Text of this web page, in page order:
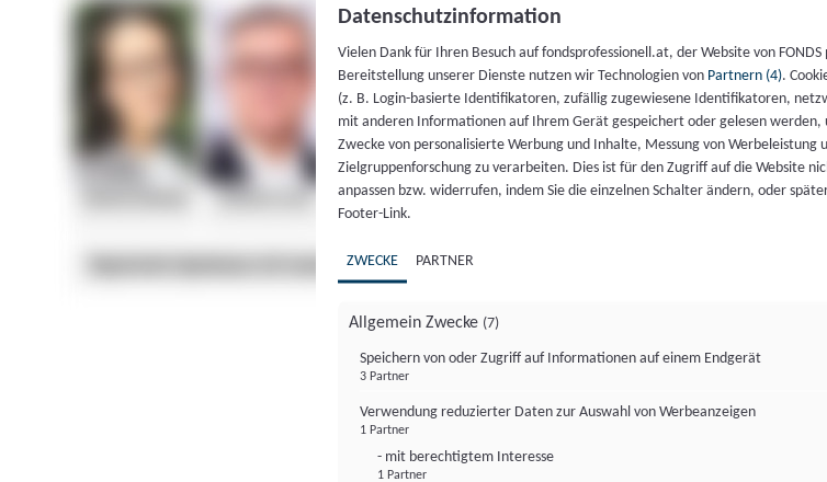
Datenschutzinformation
Vielen Dank für Ihren Besuch auf fondsprofessionell.at, der Website von
Bereitstellung unserer Dienste nutzen wir Technologien von Partnern (4).
(z. B. Login-basierte Identifikatoren, zufällig zugewiesene Identifikatoren,
mit anderen Informationen auf Ihrem Gerät gespeichert oder gelesen
Zwecke von personalisierte Werbung und Inhalte, Messung von Werbeleistung
Zielgruppenforschung zu verarbeiten. Dies ist für den Zugriff auf die Website
anpassen bzw. widerrufen, indem Sie die einzelnen Schalter ändern, oder
Footer-Link.
ZWECKE PARTNER
Allgemein Zwecke (7)
Speichern von oder Zugriff auf Informationen auf einem Endgerät
3 Partner
Verwendung reduzierter Daten zur Auswahl von Werbeanzeigen
1 Partner
- mit berechtigtem Interesse
1 Partner